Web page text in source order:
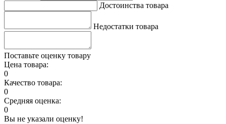
Достоинства товара
Недостатки товара
Поставьте оценку товару
Цена товара:
0
Качество товара:
0
Средняя оценка:
0
Вы не указали оценку!